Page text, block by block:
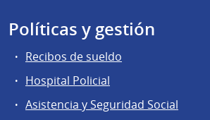
Políticas y gestión
Recibos de sueldo
Hospital Policial
Asistencia y Seguridad Social